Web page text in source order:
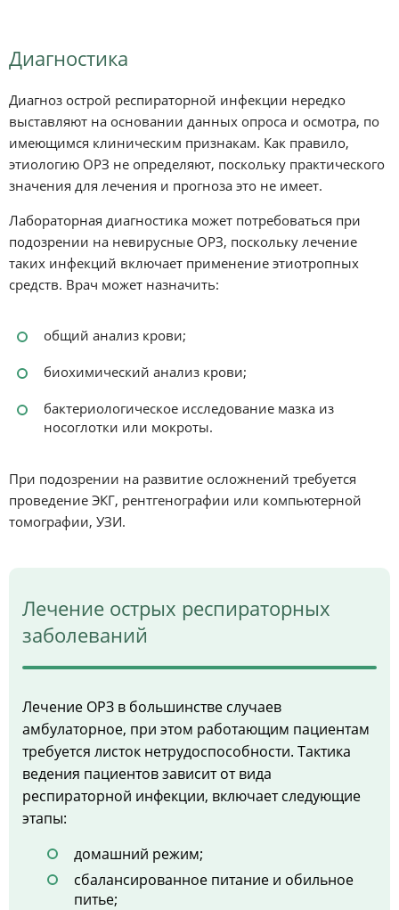
Диагностика
Диагноз острой респираторной инфекции нередко
выставляют на основании данных опроса и осмотра, по
имеющимся клиническим признакам. Как правило,
этиологию ОРЗ не определяют, поскольку практического
значения для лечения и прогноза это не имеет.
Лабораторная диагностика может потребоваться при
подозрении на невирусные ОРЗ, поскольку лечение
таких инфекций включает применение этиотропных
средств. Врач может назначить:
общий анализ крови;
биохимический анализ крови;
бактериологическое исследование мазка из
носоглотки или мокроты.
При подозрении на развитие осложнений требуется
проведение ЭКГ, рентгенографии или компьютерной
томографии, УЗИ.
Лечение острых респираторных
заболеваний
Лечение ОРЗ в большинстве случаев
амбулаторное, при этом работающим пациентам
требуется листок нетрудоспособности. Тактика
ведения пациентов зависит от вида
респираторной инфекции, включает следующие
этапы:
домашний режим;
сбалансированное питание и обильное
питье;